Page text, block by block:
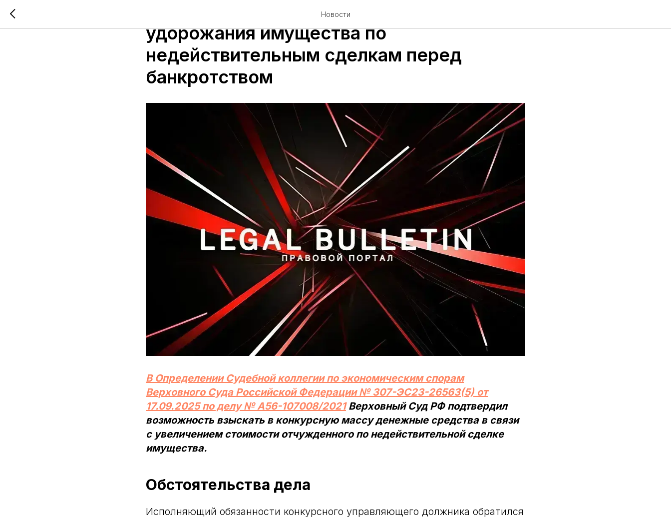
Новости
Верховный Суд подтвердил взыскание
удорожания имущества по
недействительным сделкам перед
банкротством
В Определении Судебной коллегии по экономическим спорам
Верховного Суда Российской Федерации № 307-ЭС23-26563(5) от
17.09.2025 по делу № А56-107008/2021Верховный Суд РФ подтвердил
возможность взыскать в конкурсную массу денежные средства в связи
с увеличением стоимости отчужденного по недействительной сделке
имущества.
Обстоятельства дела
Исполняющий обязанности конкурсного управляющего должника обратился